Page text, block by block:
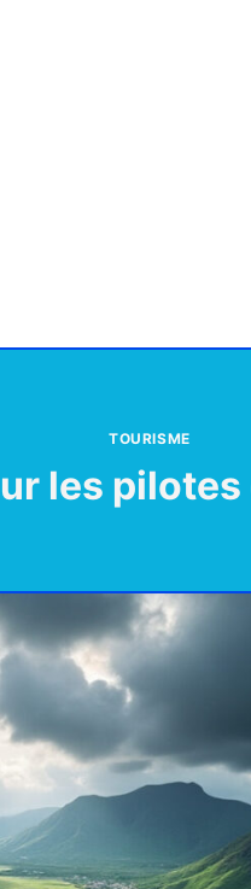
TOURISME
les